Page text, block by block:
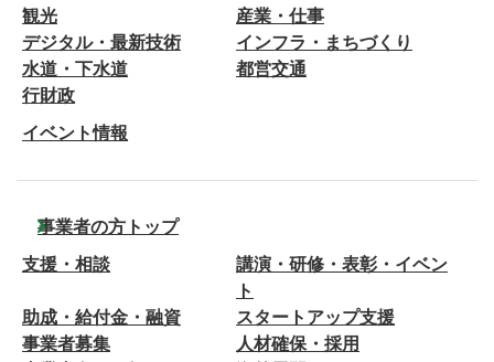
観光
産業・仕事
デジタル・最新技術
インフラ・まちづくり
水道・下水道
都営交通
行財政
イベント情報
事業者の方トップ
支援・相談
講演・研修・表彰・イベン
ト
助成・給付金・融資
スタートアップ支援
事業者募集
人材確保・採用